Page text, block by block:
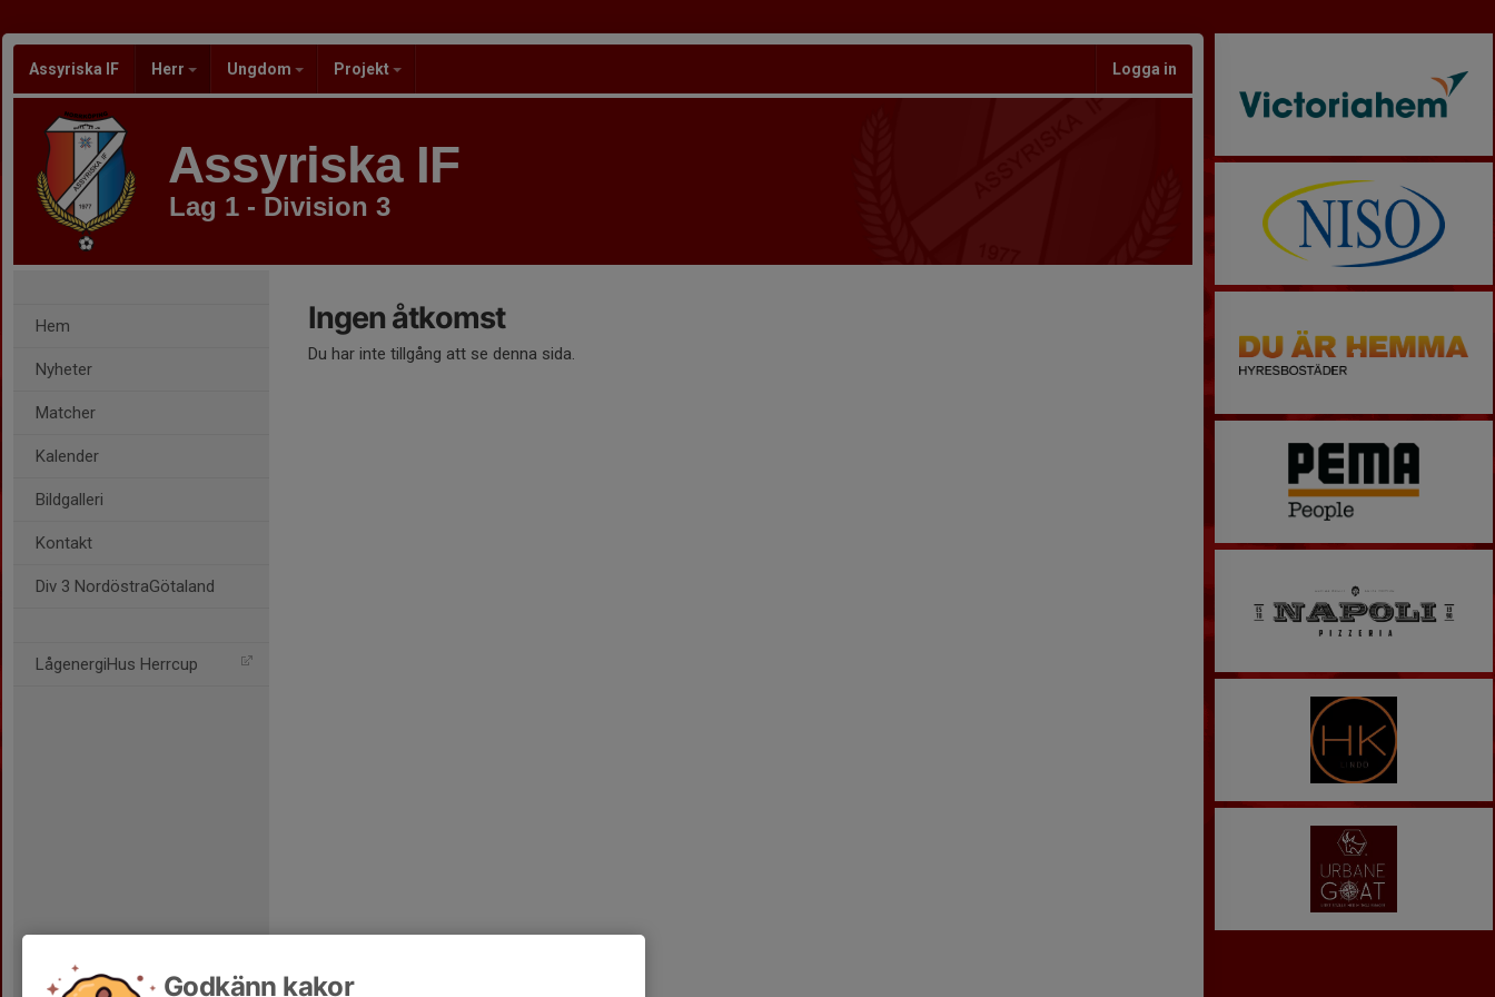
Assyriska IF Herr Ungdom Projekt Logga in
Assyriska IF
Lag 1 - Division 3
Hem
Nyheter
Matcher
Kalender
Bildgalleri
Kontakt
Div 3 NordöstraGötaland
LågenergiHus Herrcup
Ingen åtkomst
Du har inte tillgång att se denna sida.
Godkänn kakor